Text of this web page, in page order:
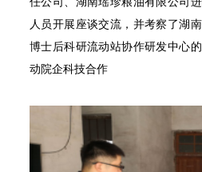
人员开展座谈交流，并考察了湖
博士后科研流动站协作研发中心
动院企科技合作